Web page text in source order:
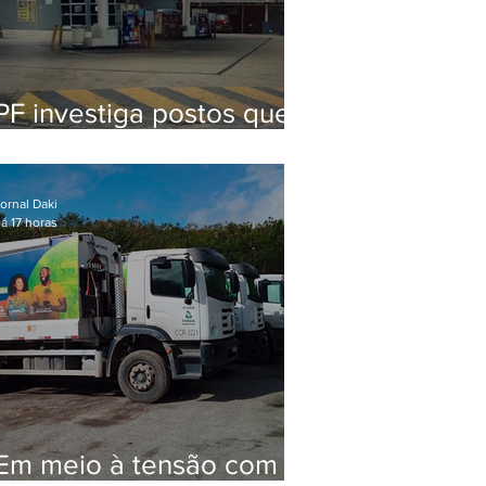
investiga postos que
de secretário
em 2020
meio à tensão com
Daki
17 horas